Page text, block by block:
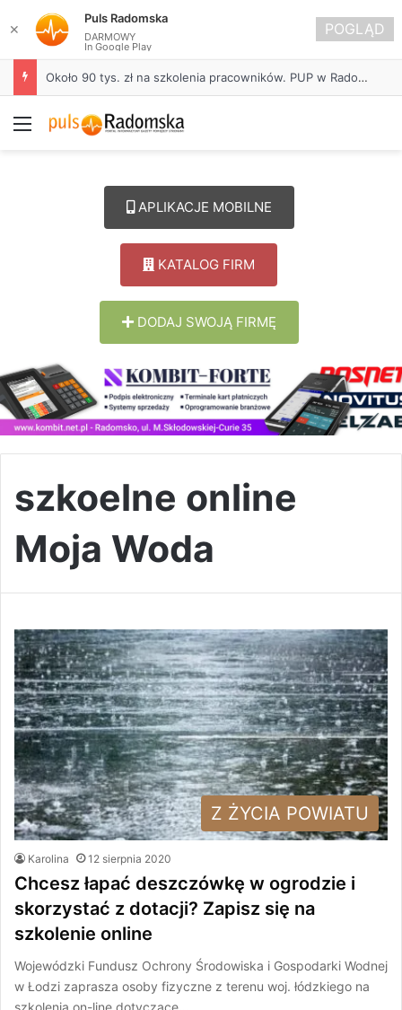
Około 90 tys. zł na szkolenia pracowników. PUP w Radomsku ogłasza nabór wniosków
Menu
APLIKACJE MOBILNE
KATALOG FIRM
DODAJ SWOJĄ FIRMĘ
szkoelne online
Moja Woda
Z ŻYCIA POWIATU
Karolina 12 sierpnia 2020
Chcesz łapać deszczówkę w ogrodzie i
skorzystać z dotacji? Zapisz się na
szkolenie online
Wojewódzki Fundusz Ochrony Środowiska i Gospodarki Wodnej
w Łodzi zaprasza osoby fizyczne z terenu woj. łódzkiego na
szkolenia on-line dotyczące…
✕
Puls Radomska
DARMOWY
In Google Play
POGLĄD